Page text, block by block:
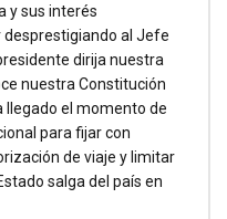
y sus interés
desprestigiando al Jefe
dirija nuestra
nuestra Constitución
llegado el momento de
para fijar con
de viaje y limitar
salga del país en